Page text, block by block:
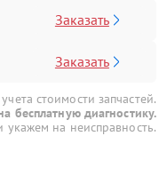
Заказать
Заказать
стоимости запчастей.
бесплатную диагностику.
на неисправность.